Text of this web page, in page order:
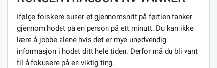
Ifølge forskere suser et gjennomsnitt på førtien tanker
gjennom hodet på en person på ett minutt. Du kan ikke
lære å jobbe alene hvis det er mye unødvendig
informasjon i hodet ditt hele tiden. Derfor må du bli vant
til å fokusere på en viktig ting.